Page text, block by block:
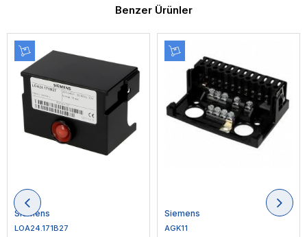
Benzer Ürünler
Siemens
LOA24.171B27
Siemens
AGK11